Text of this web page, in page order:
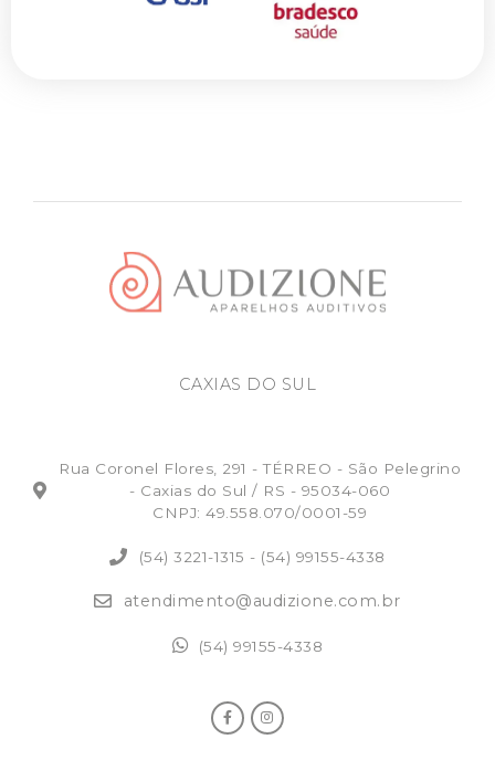
CAXIAS DO SUL
Rua Coronel Flores, 291 - TÉRREO - São Pelegrino
- Caxias do Sul / RS - 95034-060
CNPJ: 49.558.070/0001-59
(54) 3221-1315 - (54) 99155-4338
atendimento@audizione.com.br
(54) 99155-4338